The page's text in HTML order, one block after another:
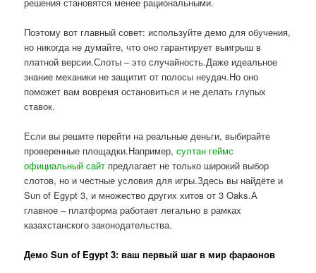
Поэтому вот главный совет: используйте демо для обучения,
но никогда не думайте, что оно гарантирует выигрыш в
платной версии.Слоты – это случайность.Даже идеальное
знание механики не защитит от полосы неудач.Но оно
поможет вам вовремя остановиться и не делать глупых
ставок.
Если вы решите перейти на реальные деньги, выбирайте
проверенные площадки.Например,султан геймс
официальный сайт предлагает не только широкий выбор
слотов, но и честные условия для игры.Здесь вы найдёте и
Sun of Egypt 3, и множество других хитов от 3 Oaks.А
главное – платформа работает легально в рамках
казахстанского законодательства.
Демо Sun of Egypt 3: ваш первый шаг в мир фараонов